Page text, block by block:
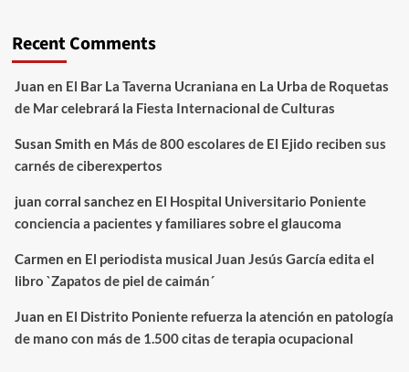
Recent Comments
Juan en El Bar La Taverna Ucraniana en La Urba de Roquetas
de Mar celebrará la Fiesta Internacional de Culturas
Susan Smith en Más de 800 escolares de El Ejido reciben sus
carnés de ciberexpertos
juan corral sanchezen El Hospital Universitario Poniente
conciencia a pacientes y familiares sobre el glaucoma
Carmen en El periodista musical Juan Jesús García edita el
libro `Zapatos de piel de caimán´
Juan en El Distrito Poniente refuerza la atención en patología
de mano con más de 1.500 citas de terapia ocupacional